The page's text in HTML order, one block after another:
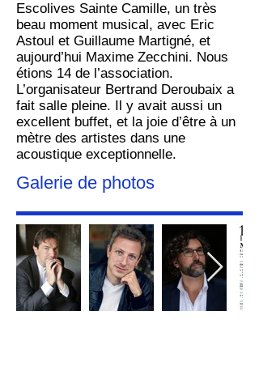
Escolives Sainte Camille, un très
beau moment musical, avec Eric
Astoul et Guillaume Martigné, et
aujourd’hui Maxime Zecchini. Nous
étions 14 de l’association.
L’organisateur Bertrand Deroubaix a
fait salle pleine. Il y avait aussi un
excellent buffet, et la joie d’être à un
mètre des artistes dans une
acoustique exceptionnelle.
Galerie de photos